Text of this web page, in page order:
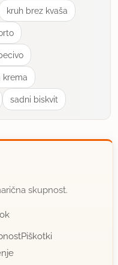
kruh brez kvaša
krema
sadni biskvit
skupnost.
Piškotki